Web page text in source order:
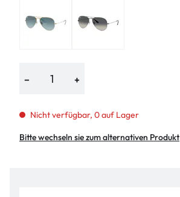
− +
Nicht verfügbar, 0 auf Lager
Bitte wechseln sie zum alternativen Produkt